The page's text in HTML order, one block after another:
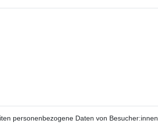
personenbezogene Daten von Besucher:innen